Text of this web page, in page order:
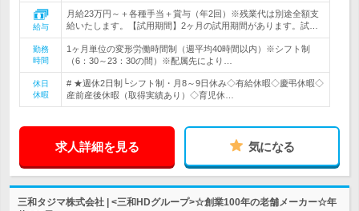
給与
月給23万円～＋各種手当＋賞与（年2回）※残業代は別途全額支
給いたします。【試用期間】2ヶ月の試用期間があります。試…
勤務
時間
1ヶ月単位の変形労働時間制（週平均40時間以内）※シフト制
（6：30～23：30の間）※配属先により…
休日
休暇
# ★週休2日制└シフト制・月8～9日休み◇有給休暇◇慶弔休暇◇
産前産後休暇（取得実績あり）◇育児休…
求人詳細を見る 気になる
三和タジマ株式会社 | <三和HDグループ>☆創業100年の老舗メーカー☆年